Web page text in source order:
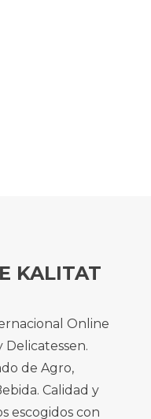
KALITAT
Online
de Agro,
Calidad y
escogidos con